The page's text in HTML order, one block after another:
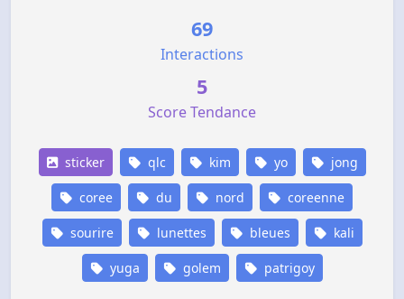
69
Interactions
5
Score Tendance
sticker qlc kim yo jong
coree du nord coreenne
sourire lunettes bleues kali
yuga golem patrigoy